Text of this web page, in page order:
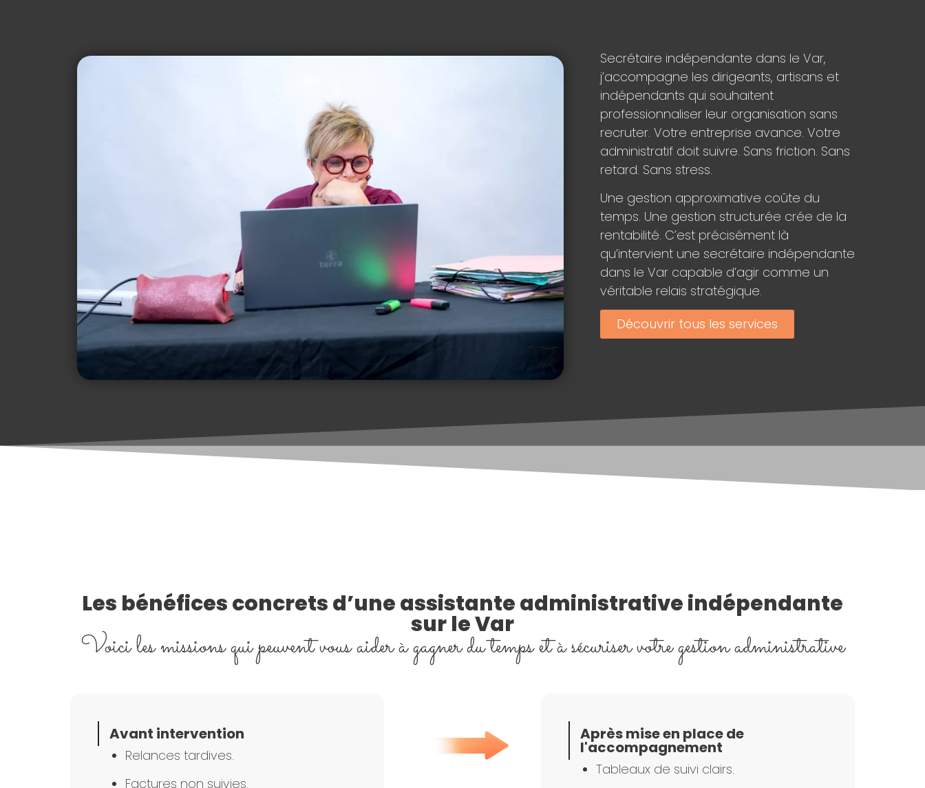
Secrétaire indépendante dans le Var,
j’accompagne les dirigeants, artisans et
indépendants qui souhaitent
professionnaliser leur organisation sans
recruter. Votre entreprise avance. Votre
administratif doit suivre. Sans friction. Sans
retard. Sans stress.
Une gestion approximative coûte du
temps. Une gestion structurée crée de la
rentabilité. C’est précisément là
qu’intervient une secrétaire indépendante
dans le Var capable d’agir comme un
véritable relais stratégique.
Découvrir tous les services
Les bénéfices concrets d’une assistante administrative indépendante
sur le Var
Voici les missions qui peuvent vous aider à gagner du temps et à sécuriser votre gestion administrative
Avant intervention
Relances tardives.
Factures non suivies.
Après mise en place de
l'accompagnement
Tableaux de suivi clairs.